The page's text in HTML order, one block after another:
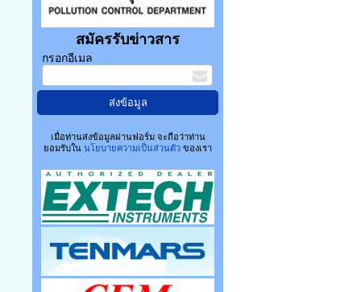
สมัครรับข่าวสาร
กรอกอีเมล
เมื่อท่านส่งข้อมูลผ่านฟอร์ม จะถือว่าท่าน
ยอมรับใน นโยบายความเป็นส่วนตัวของเรา